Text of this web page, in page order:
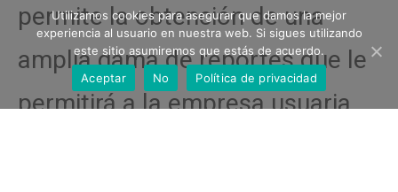
permite la obtención de una
amplia gama de reportes que le
permitirá a la empresa usuaria
Utilizamos cookies para asegurar que damos la mejor
experiencia al usuario en nuestra web. Si sigues utilizando
este sitio asumiremos que estás de acuerdo.
Aceptar
No Política de privacidad